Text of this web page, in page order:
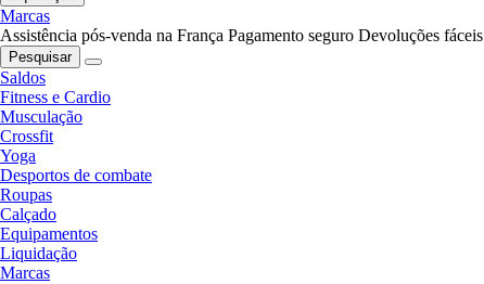
Marcas
Assistência pós-venda na França Pagamento seguro Devoluções fáceis
Pesquisar
Saldos
Fitness e Cardio
Musculação
Crossfit
Yoga
Desportos de combate
Roupas
Calçado
Equipamentos
Liquidação
Marcas